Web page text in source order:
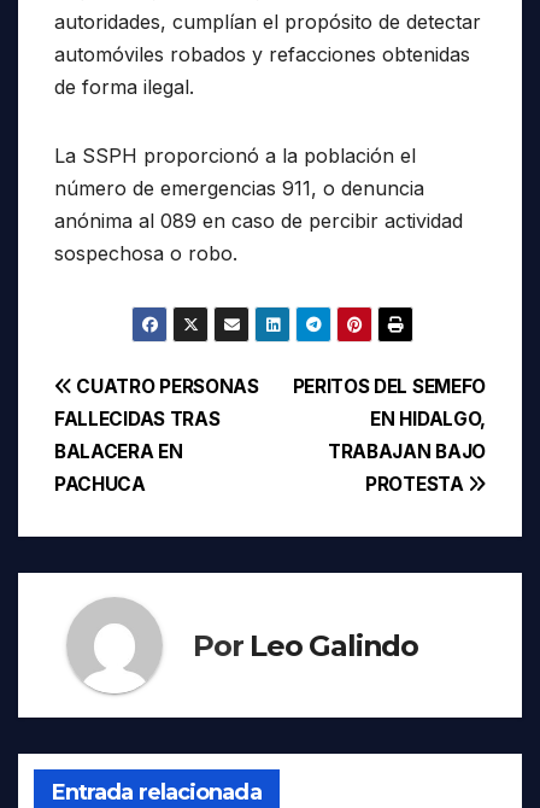
autoridades, cumplían el propósito de detectar
automóviles robados y refacciones obtenidas
de forma ilegal.
La SSPH proporcionó a la población el
número de emergencias 911, o denuncia
anónima al 089 en caso de percibir actividad
sospechosa o robo.
Navegación
de
entradas
PERITOS DEL SEMEFO
EN HIDALGO,
TRABAJAN BAJO
PROTESTA
CUATRO PERSONAS
FALLECIDAS TRAS
BALACERA EN
PACHUCA
Por Leo Galindo
Entrada relacionada